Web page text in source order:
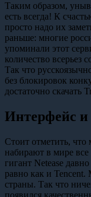
Таким образом,
есть всегда! К
просто надо их
раньше: многие
упоминали этот
количество всерьез
Так что
без блокировок
достаточно скачать
Интерфейс и
Стоит отметить,
набирают в мире
гигант Netease
равно как и Tencent.
страны. Так что